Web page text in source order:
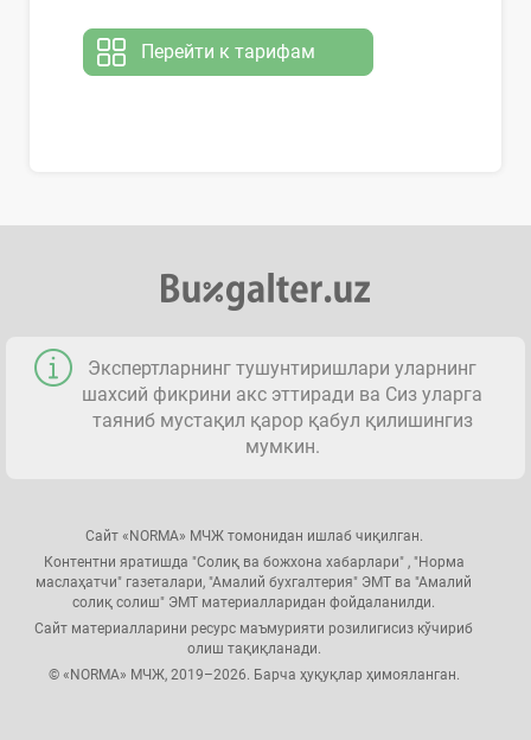
Перейти к тарифам
Экспертларнинг тушунтиришлари уларнинг
шахсий фикрини акс эттиради ва Сиз уларга
таяниб мустақил қарор қабул қилишингиз
мумкин.
Сайт «NORMA» МЧЖ томонидан ишлаб чиқилган.
Контентни яратишда "Солиқ ва божхона хабарлари" , "Норма
маслаҳатчи" газеталари, "Амалий бухгалтерия" ЭМТ ва "Амалий
солиқ солиш" ЭМТ материалларидан фойдаланилди.
Сайт материалларини ресурс маъмурияти розилигисиз кўчириб
олиш тақиқланади.
© «NORMA» МЧЖ, 2019–2026. Барча ҳуқуқлар ҳимояланган.